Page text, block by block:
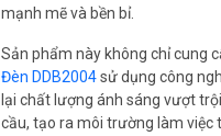
mạnh mẽ và bền bỉ.
Sản phẩm này không chỉ cung
Đèn DDB2004sử dụng công
lại chất lượng ánh sáng vượt
cầu, tạo ra môi trường làm việc